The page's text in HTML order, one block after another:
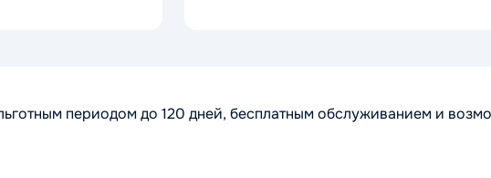
периодом до 120 дней, бесплатным обслуживанием и